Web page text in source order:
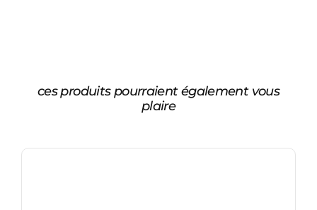
ces produits pourraient également vous
plaire